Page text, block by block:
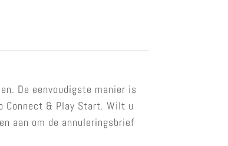
De eenvoudigste manier is
Connect & Play Start. Wilt u
aan om de annuleringsbrief